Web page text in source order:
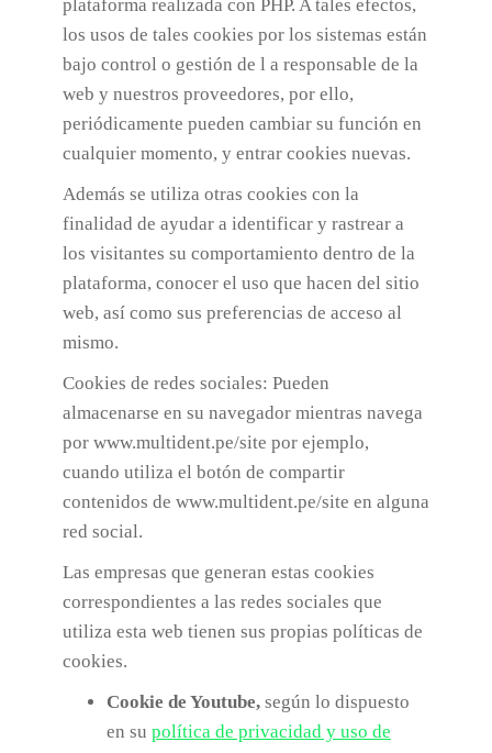
plataforma realizada con PHP. A tales efectos,
los usos de tales cookies por los sistemas están
bajo control o gestión de l a responsable de la
web y nuestros proveedores, por ello,
periódicamente pueden cambiar su función en
cualquier momento, y entrar cookies nuevas.
Además se utiliza otras cookies con la
finalidad de ayudar a identificar y rastrear a
los visitantes su comportamiento dentro de la
plataforma, conocer el uso que hacen del sitio
web, así como sus preferencias de acceso al
mismo.
Cookies de redes sociales: Pueden
almacenarse en su navegador mientras navega
por www.multident.pe/site por ejemplo,
cuando utiliza el botón de compartir
contenidos de www.multident.pe/site en alguna
red social.
Las empresas que generan estas cookies
correspondientes a las redes sociales que
utiliza esta web tienen sus propias políticas de
cookies.
Cookie de Youtube,según lo dispuesto
en su política de privacidad y uso de